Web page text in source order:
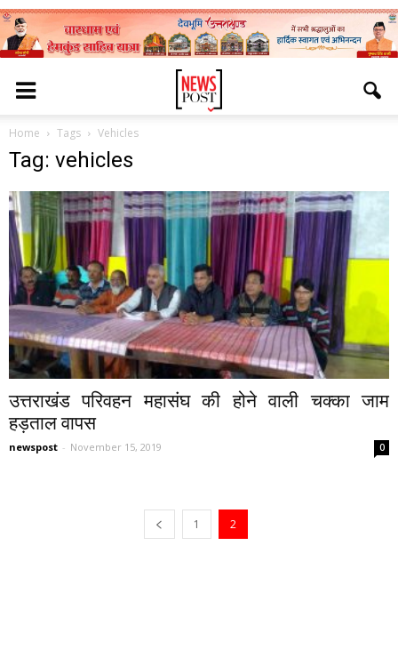
Home Tags Vehicles
Tag: vehicles
उत्तराखंड परिवहन महासंघ की होने वाली चक्का जाम
हड़ताल वापस
newspost - November 15, 2019 0
1 2